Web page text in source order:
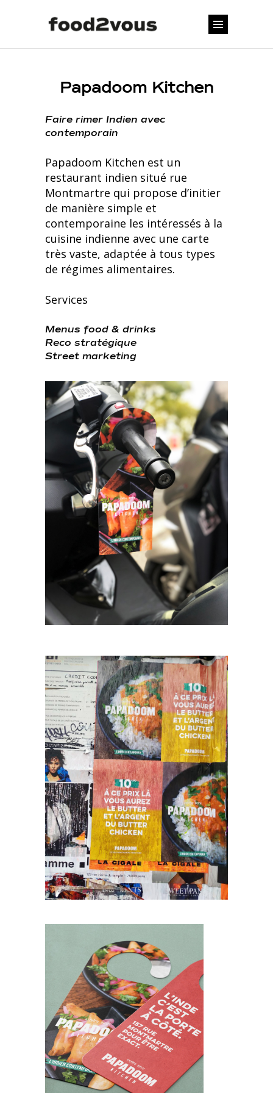
Papadoom Kitchen
Faire rimer Indien avec
contemporain
Papadoom Kitchen est un
restaurant indien situé rue
Montmartre qui propose d’initier
de manière simple et
contemporaine les intéressés à la
cuisine indienne avec une carte
très vaste, adaptée à tous types
de régimes alimentaires.
Services
Menus food & drinks
Reco stratégique
Street marketing